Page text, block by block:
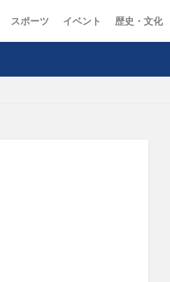
スポーツ イベント 歴史・文化